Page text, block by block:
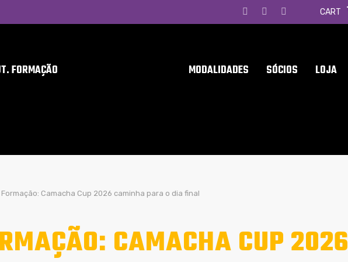
CART
FORMAÇÃO MODALIDADES SÓCIOS LOJA
Formação: Camacha Cup 2026 caminha para o dia final
CAMACHA CUP 2026